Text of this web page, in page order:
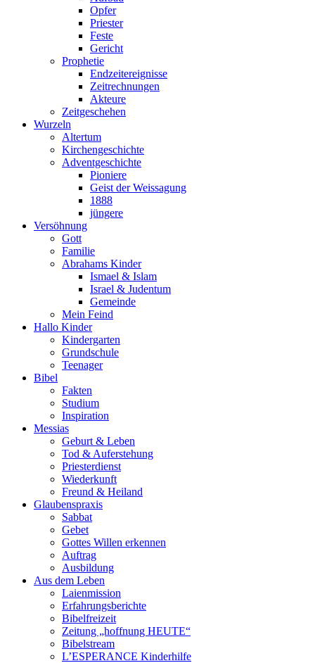
Opfer
Priester
Feste
Gericht
Prophetie
Endzeitereignisse
Zeitrechnungen
Akteure
Zeitgeschehen
Wurzeln
Altertum
Kirchengeschichte
Adventgeschichte
Pioniere
Geist der Weissagung
1888
jüngere
Versöhnung
Gott
Familie
Abrahams Kinder
Ismael & Islam
Israel & Judentum
Gemeinde
Mein Feind
Hallo Kinder
Kindergarten
Grundschule
Teenager
Bibel
Fakten
Studium
Inspiration
Messias
Geburt & Leben
Tod & Auferstehung
Priesterdienst
Wiederkunft
Freund & Heiland
Glaubenspraxis
Sabbat
Gebet
Gottes Willen erkennen
Auftrag
Ausbildung
Aus dem Leben
Laienmission
Erfahrungsberichte
Bibelfreizeit
Zeitung „hoffnung HEUTE“
Bibelstream
L’ESPERANCE Kinderhilfe